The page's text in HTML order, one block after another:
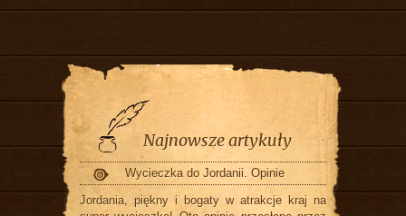
Najnowsze artykuły
Wycieczka do Jordanii. Opinie
Jordania, piękny i bogaty w atrakcje kraj na